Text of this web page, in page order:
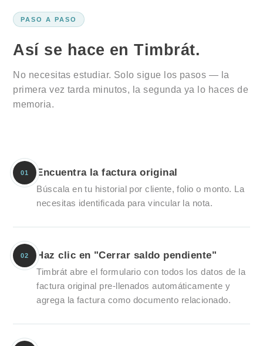
PASO A PASO
Así se hace en Timbrát.
No necesitas estudiar. Solo sigue los pasos — la
primera vez tarda minutos, la segunda ya lo haces de
memoria.
01 Encuentra la factura original
Búscala en tu historial por cliente, folio o monto. La
necesitas identificada para vincular la nota.
02 Haz clic en "Cerrar saldo pendiente"
Timbrát abre el formulario con todos los datos de la
factura original pre-llenados automáticamente y
agrega la factura como documento relacionado.